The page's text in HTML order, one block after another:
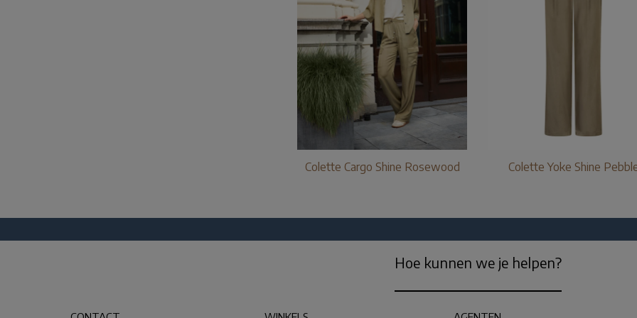
Colette Cargo Shine Rosewood Colette Yoke Shine
Hoe kunnen we je helpen?